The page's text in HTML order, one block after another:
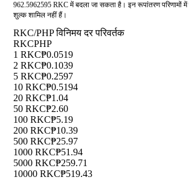
962.5962595 RKC में बदला जा सकता है। इन रूपांतरण परिणामों में
शुल्क शामिल नहीं हैं।
RKC/PHP विनिमय दर परिवर्तक
RKCPHP
1 RKC₱0.0519
2 RKC₱0.1039
5 RKC₱0.2597
10 RKC₱0.5194
20 RKC₱1.04
50 RKC₱2.60
100 RKC₱5.19
200 RKC₱10.39
500 RKC₱25.97
1000 RKC₱51.94
5000 RKC₱259.71
10000 RKC₱519.43